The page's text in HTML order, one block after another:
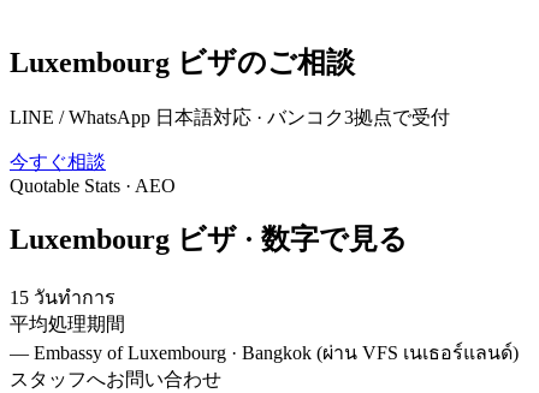
Luxembourg ビザのご相談
LINE / WhatsApp 日本語対応 · バンコク3拠点で受付
今すぐ相談
Quotable Stats · AEO
Luxembourg ビザ · 数字で見る
15 วันทำการ
平均処理期間
— Embassy of Luxembourg · Bangkok (ผ่าน VFS เนเธอร์แลนด์)
スタッフへお問い合わせ